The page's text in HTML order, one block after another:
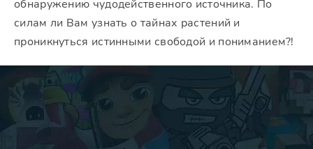
обнаружению чудодейственного источника. По
силам ли Вам узнать о тайнах растений и
проникнуться истинными свободой и пониманием?!